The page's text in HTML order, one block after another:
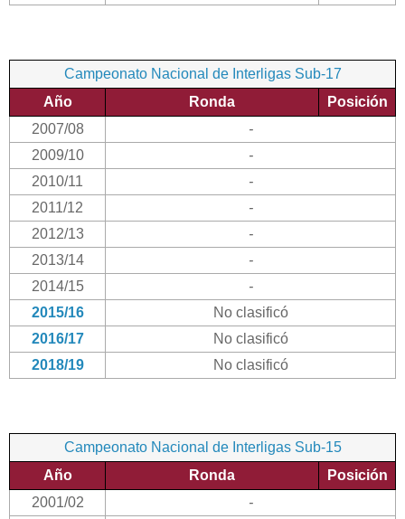
Campeonato Nacional de Interligas Sub-17
Año
Ronda
Posición
2007/08
-
2009/10
-
2010/11
-
2011/12
-
2012/13
-
2013/14
-
2014/15
-
2015/16
No clasificó
2016/17
No clasificó
2018/19
No clasificó
Campeonato Nacional de Interligas Sub-15
Año
Ronda
Posición
2001/02
-